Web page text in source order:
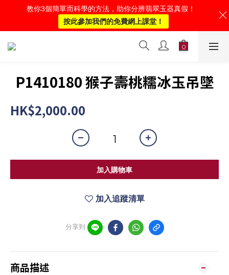
P1410180 猴子壽桃糯冰玉吊墜
HK$2,000.00
加入購物車
加入追蹤清單
分享到
商品描述
教你3個簡單而科學的方法，助你分辨翡翠玉器真假！
按此參加我們的免費網上課堂！